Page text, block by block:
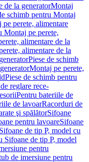
de la generatorMontaj
schimb pentru Montaj
pe perete, alimentare
Montaj pe perete,
alimentare de la
alimentare de la
Piese de schimb
Montaj pe perete,
Piese de schimb pentru
reglare rece-
Pentru bateriile de
de lavoarRacorduri de
şi spălătorSifoane
pentru lavoareSifoane
Sifoane de tip P, model cu
Sifoane de tip P, model
pentru
de imersiune pentru